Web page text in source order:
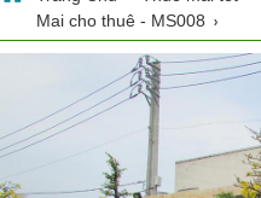
Mai cho thuê - MS008